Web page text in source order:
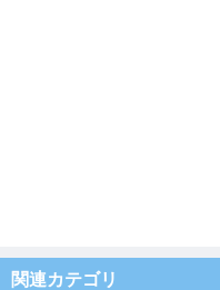
関連カテゴリ